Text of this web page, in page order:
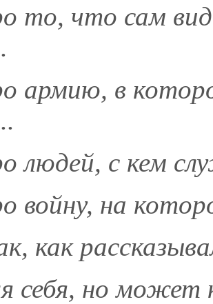
то, что сам
армию, в
людей, с кем
войну, на
как
себя, но может